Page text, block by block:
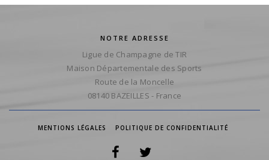
NOTRE ADRESSE
Ligue de Champagne de TIR
Maison Départementale des Sports
Route de la Moncelle
08140 BAZEILLES - France
MENTIONS LÉGALES POLITIQUE DE CONFIDENTIALITÉ